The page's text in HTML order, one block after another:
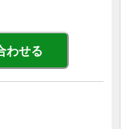
わせる